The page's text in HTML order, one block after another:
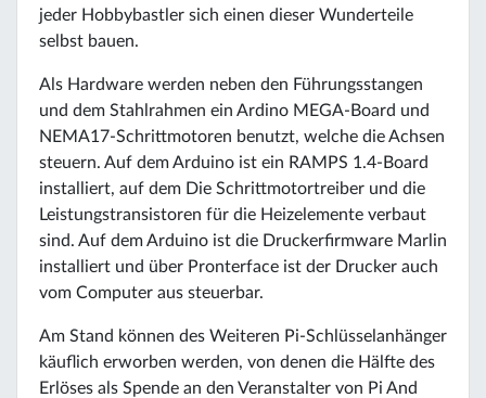
jeder Hobbybastler sich einen dieser Wunderteile
selbst bauen.
Als Hardware werden neben den Führungsstangen
und dem Stahlrahmen ein Ardino MEGA-Board und
NEMA17-Schrittmotoren benutzt, welche die Achsen
steuern. Auf dem Arduino ist ein RAMPS 1.4-Board
installiert, auf dem Die Schrittmotortreiber und die
Leistungstransistoren für die Heizelemente verbaut
sind. Auf dem Arduino ist die Druckerfirmware Marlin
installiert und über Pronterface ist der Drucker auch
vom Computer aus steuerbar.
Am Stand können des Weiteren Pi-Schlüsselanhänger
käuflich erworben werden, von denen die Hälfte des
Erlöses als Spende an den Veranstalter von Pi And